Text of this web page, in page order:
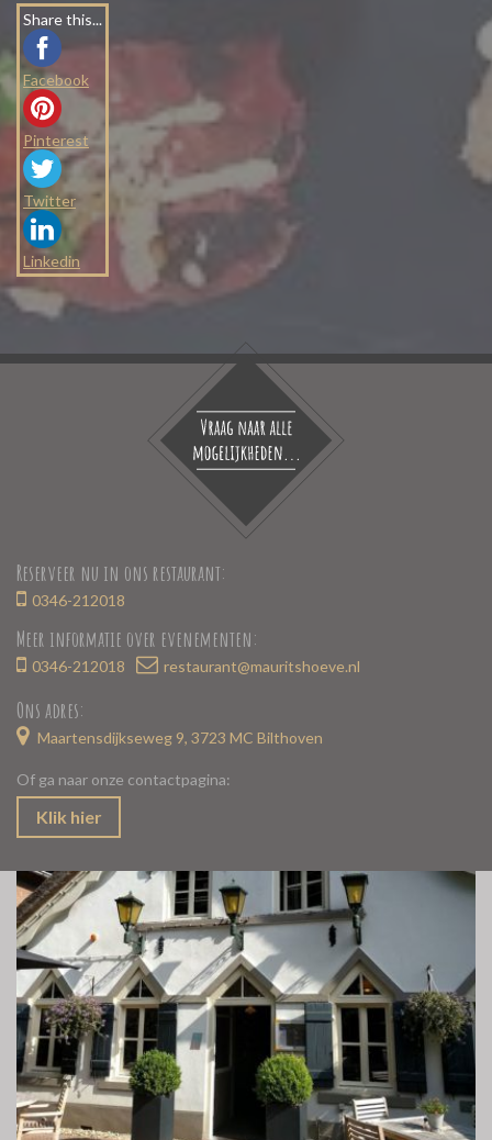
Share this...
Facebook
Pinterest
Twitter
Linkedin
Reserveer nu in ons restaurant:
0346-212018
Meer informatie over evenementen:
0346-212018 restaurant@mauritshoeve.nl
Ons adres:
Maartensdijkseweg 9, 3723 MC Bilthoven
Of ga naar onze contactpagina:
Klik hier